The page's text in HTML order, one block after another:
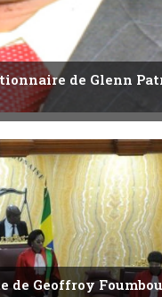
de Glenn
Geoffroy